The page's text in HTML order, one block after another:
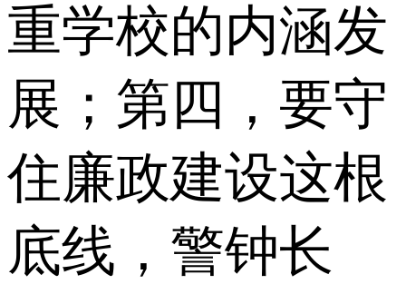
重学校的内涵发
展；第四，要守
住廉政建设这根
底线，警钟长